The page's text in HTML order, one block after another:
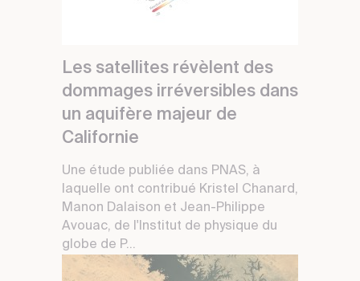
Les satellites révèlent des
dommages irréversibles dans
un aquifère majeur de
Californie
Une étude publiée dans PNAS, à
laquelle ont contribué Kristel Chanard,
Manon Dalaison et Jean-Philippe
Avouac, de l'Institut de physique du
globe de P...